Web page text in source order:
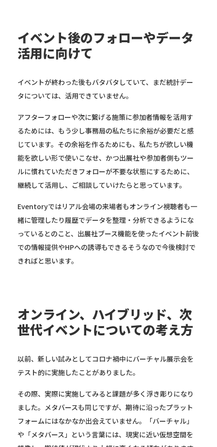
イベント後のフォローやデータ
活用に向けて
イベントが終わった後もバタバタしていて、まだ統計デー
タについては、活用できていません。
アフターフォローや次に繋げる施策に参加者情報を活用す
るためには、もう少し事務局の私たちに余裕が必要だと感
じています。その余裕を作るためにも、私たちが欲しい機
能を欲しい形で使いこなせ、かつ出展社や参加者側もツー
ルに慣れていただきフォローが不要な状態にするために、
継続して活用し、ご相談していけたらと思っています。
Eventoryではリアル会場の来場者もオンライン視聴者も一
緒に管理したり履歴でデータを整理・分析できるようにな
っているとのこと、出展社ブース機能を使ったイベント前後
での情報提供やHPへの誘導もできるそうなので今後検討で
きればと思います。
オンライン、ハイブリッド、次
世代イベントについての考え方
以前、新しい試みとしてコロナ禍中にバーチャル展示会を
テスト的に実施したことがありました。
その際、実際に実施してみると課題が多く浮き彫りになり
ました。メタバースも同じですが、期待に沿ったプラット
フォームにはなかなか出会えていません。「バーチャル」
や「メタバース」という言葉には、現実に近い仮想空間を